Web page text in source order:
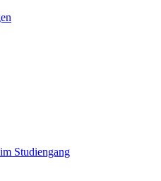
Studiengang